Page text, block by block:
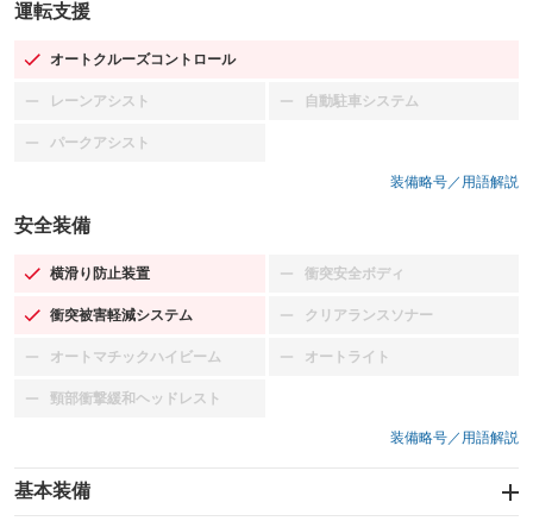
運転支援
オートクルーズコントロール
：装備あり
レーンアシスト
：装備なし 自動駐車システム
：装備なし
パークアシスト
：装備なし
装備略号／用語解説
安全装備
横滑り防止装置
：装備あり 衝突安全ボディ
：装備なし
衝突被害軽減システム
：装備あり クリアランスソナー
：装備なし
オートマチックハイビーム
：装備なし オートライト
：装備なし
頸部衝撃緩和ヘッドレスト
：装備なし
装備略号／用語解説
基本装備